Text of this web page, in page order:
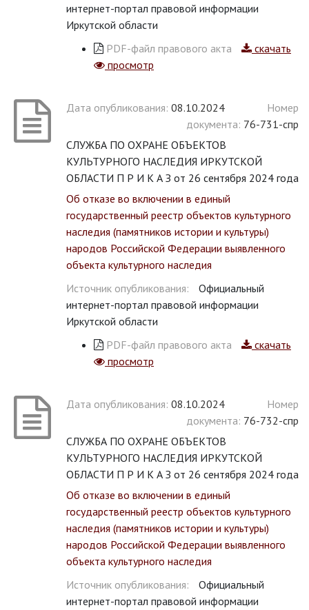
интернет-портал правовой информации
Иркутской области
PDF-файл правового акта
скачать
просмотр
Дата опубликования: 08.10.2024
Номер
документа: 76-731-спр
СЛУЖБА ПО ОХРАНЕ ОБЪЕКТОВ
КУЛЬТУРНОГО НАСЛЕДИЯ ИРКУТСКОЙ
ОБЛАСТИ П Р И К А З от 26 сентября 2024 года
Об отказе во включении в единый
государственный реестр объектов культурного
наследия (памятников истории и культуры)
народов Российской Федерации выявленного
объекта культурного наследия
Источник опубликования:
Официальный
интернет-портал правовой информации
Иркутской области
PDF-файл правового акта
скачать
просмотр
Дата опубликования: 08.10.2024
Номер
документа: 76-732-спр
СЛУЖБА ПО ОХРАНЕ ОБЪЕКТОВ
КУЛЬТУРНОГО НАСЛЕДИЯ ИРКУТСКОЙ
ОБЛАСТИ П Р И К А З от 26 сентября 2024 года
Об отказе во включении в единый
государственный реестр объектов культурного
наследия (памятников истории и культуры)
народов Российской Федерации выявленного
объекта культурного наследия
Источник опубликования:
Официальный
интернет-портал правовой информации